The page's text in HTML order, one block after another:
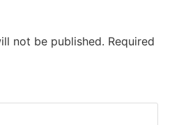
not be published. Required